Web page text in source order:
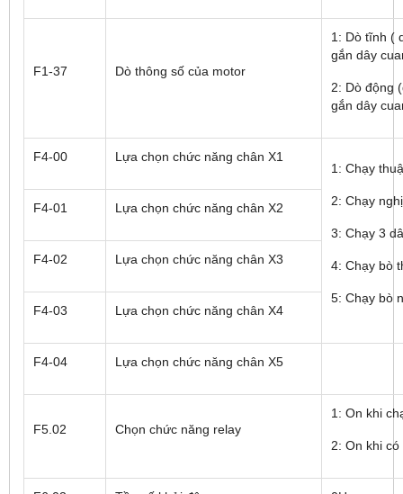
F1-37 Dò thông số của motor
1: Dò tĩnh (
gắn dây
2: Dò động
gắn dây
F4-00
Lựa chọn chức năng chân X1
1: Chạy
2: Chạy
3: Chạy 3
4: Chạy bò
5: Chạy bò
F4-01 Lựa chọn chức năng chân X2
F4-02 Lựa chọn chức năng chân X3
F4-03 Lựa chọn chức năng chân X4
F4-04 Lựa chọn chức năng chân X5
F5.02 Chọn chức năng relay
1: On khi
2: On khi có